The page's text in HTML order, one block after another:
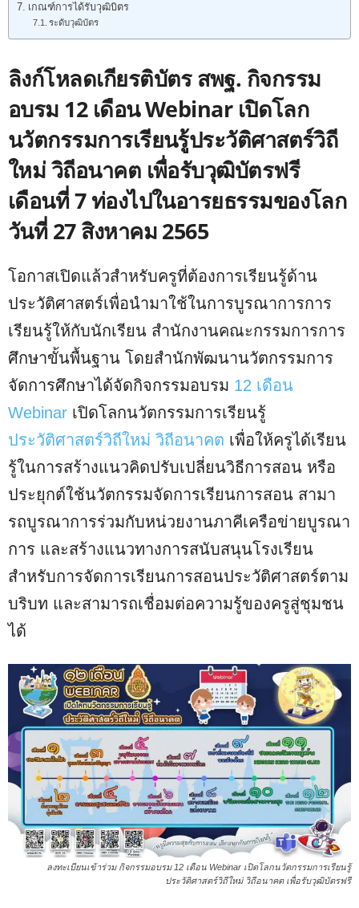
เกณฑ์การได้รับวุฒิบิตร
ระดับวุฒิบัตร
ลิงก์โหลดเกียรติบัตร สพฐ. กิจกรรม
อบรม 12 เดือน Webinar เปิดโลก
นวัตกรรมการเรียนรู้ประวัติศาสตร์วิถี
ใหม่ วิถีอนาคต เพื่อรับวุฒิบัตรฟรี
เดือนที่ 7 ท่องไปในอารยธรรมของโลก
วันที่ 27 สิงหาคม 2565
โอกาสเปิดแล้วสำหรับครูที่ต้องการเรียนรู้ด้าน
ประวัติศาสตร์เพื่อนำมาใช้ในการบูรณาการการ
เรียนรู้ให้กับนักเรียน สำนักงานคณะกรรมการการ
ศึกษาขั้นพื้นฐาน โดยสำนักพัฒนานวัตกรรมการ
จัดการศึกษาได้จัดกิจกรรมอบรม 12 เดือน
Webinar เปิดโลกนวัตกรรมการเรียนรู้
ประวัติศาสตร์วิถีใหม่ วิถีอนาคต เพื่อให้ครูได้เรียน
รู้ในการสร้างแนวคิดปรับเปลี่ยนวิธีการสอน หรือ
ประยุกต์ใช้นวัตกรรมจัดการเรียนการสอน สามา
รถบูรณาการร่วมกับหน่วยงานภาคีเครือข่ายบูรณา
การ และสร้างแนวทางการสนับสนุนโรงเรียน
สำหรับการจัดการเรียนการสอนประวัติศาสตร์ตาม
บริบท และสามารถเชื่อมต่อความรู้ของครูสู่ชุมชน
ได้
ลงทะเบียนเข้าร่วม กิจกรรมอบรม 12 เดือน Webinar เปิดโลกนวัตกรรมการเรียนรู้
ประวัติศาสตร์วิถีใหม่ วิถีอนาคต เพื่อรับวุฒิบัตรฟรี